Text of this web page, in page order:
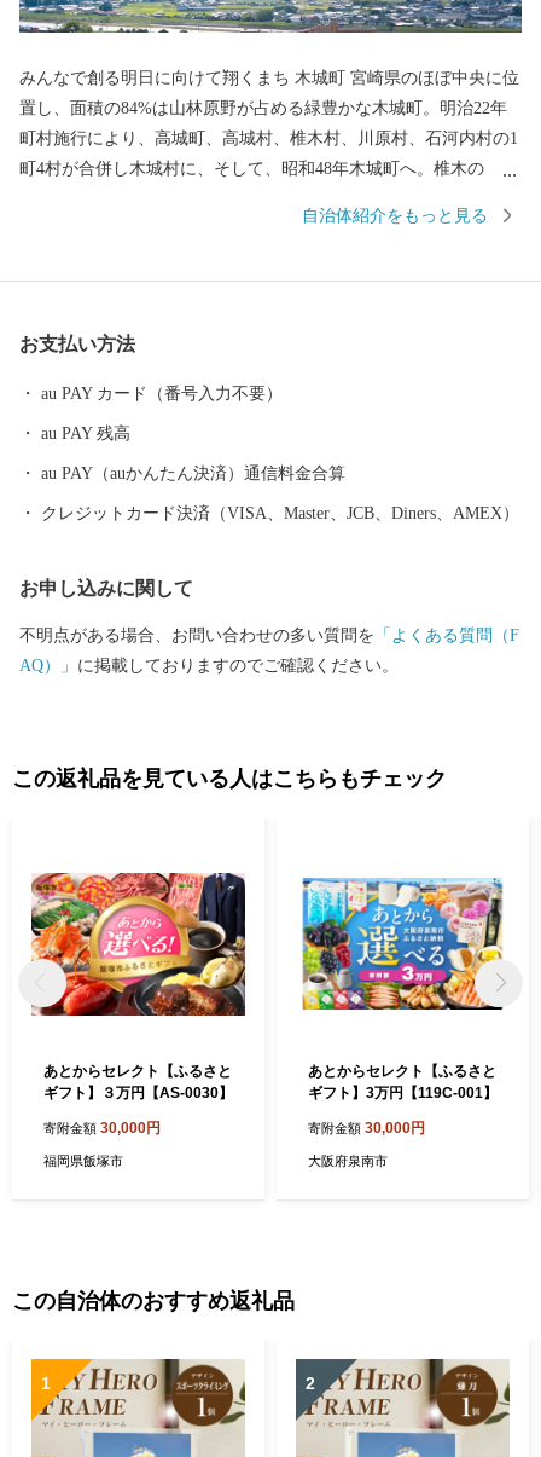
みんなで創る明日に向けて翔くまち 木城町 宮崎県のほぼ中央に位
置し、面積の84%は山林原野が占める緑豊かな木城町。明治22年
町村施行により、高城町、高城村、椎木村、川原村、石河内村の1
町4村が合併し木城村に、そして、昭和48年木城町へ。椎木の
があり、山里の魅力を味わいながら絵本に親しむことができま
間でしたが、農業に勤しみながら文筆活動を送りました。 ありの
ままの自然が色濃く残る、農山村のまち・木城町。町でとれるシ
イタケや柚子、梅、タケノコなどの農産品を使った加工品も、町
いることはうれしい限りです。木城町はこれから、町内外との交
流がますます深まるような情報発信を目指しています。
自治体紹介をもっと見る
お支払い方法
au PAY カード（番号入力不要）
au PAY 残高
au PAY（auかんたん決済）通信料金合算
クレジットカード決済（VISA、Master、JCB、Diners、AMEX）
お申し込みに関して
不明点がある場合、お問い合わせの多い質問を 「よくある質問（F
AQ）」 に掲載しておりますのでご確認ください。
この返礼品を見ている人はこちらもチェック
あとからセレクト【ふるさと
ギフト】３万円【AS-0030】
寄附金額 30,000円
福岡県飯塚市
あとからセレクト【ふるさと
ギフト】3万円【119C-001】
寄附金額 30,000円
大阪府泉南市
この自治体のおすすめ返礼品
1 2